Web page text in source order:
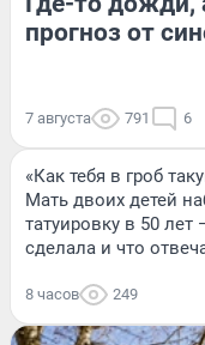
прогноз от
7 августа 791 6
«Как тебя в гроб
Мать двоих детей
татуировку в 50 лет
сделала и что
8 часов 249